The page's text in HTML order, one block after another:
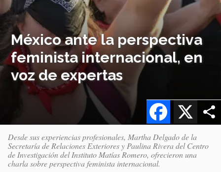
México ante la perspectiva
feminista internacional, en
voz de expertas
X
Facebook
Desde sus experiencias profesionales, Martha Delgado de la
Secretaría de Relaciones Exteriores y Paulina Rivera del Centro
de Investigación del Instituto Matías Romero, ofrecieron una
charla sobre perspectiva feminista internacional.